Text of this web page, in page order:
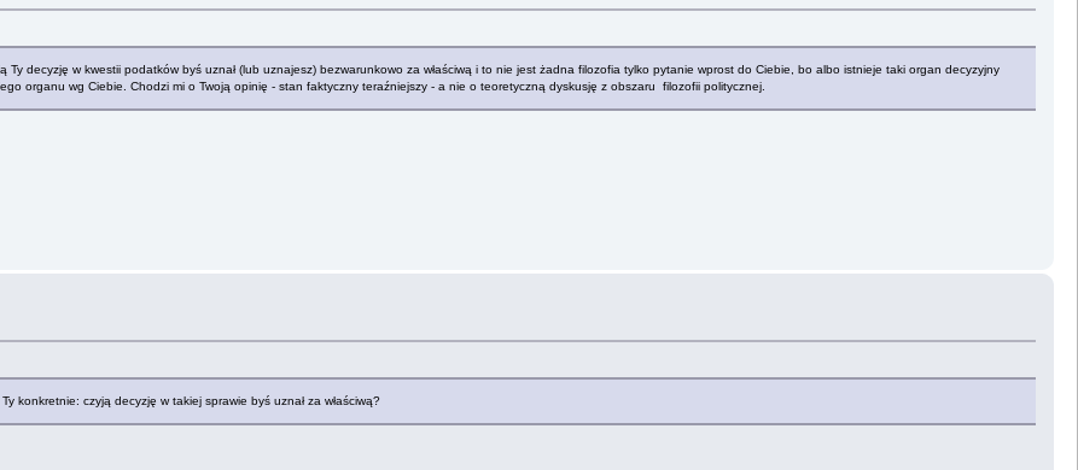
decyzję w kwestii podatków byś uznał (lub uznajesz) bezwarunkowo za właściwą i to nie jest żadna filozofia tylko pytanie wprost do Ciebie, bo albo istnieje taki organ decyzyjny
organu wg Ciebie. Chodzi mi o Twoją opinię - stan faktyczny teraźniejszy - a nie o teoretyczną dyskusję z obszaru filozofii politycznej.
konkretnie: czyją decyzję w takiej sprawie byś uznał za właściwą?